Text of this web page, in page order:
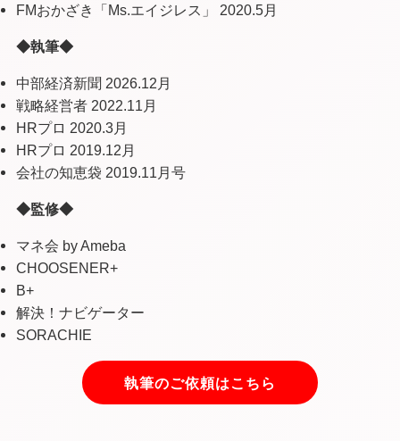
FMおかざき「Ms.エイジレス」 2020.5月
◆執筆◆
中部経済新聞 2026.12月
戦略経営者 2022.11月
HRプロ 2020.3月
HRプロ 2019.12月
会社の知恵袋 2019.11月号
◆監修◆
マネ会 by Ameba
CHOOSENER+
B+
解決！ナビゲーター
SORACHIE
執筆のご依頼はこちら